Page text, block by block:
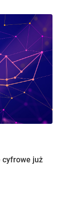
cyfrowe już